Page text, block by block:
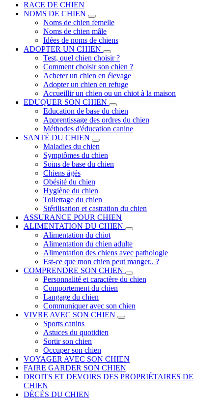
RACE DE CHIEN
NOMS DE CHIEN
Noms de chien femelle
Noms de chien mâle
Idées de noms de chiens
ADOPTER UN CHIEN
Test, quel chien choisir ?
Comment choisir son chien ?
Acheter un chien en élevage
Adopter un chien en refuge
Accueillir un chien ou un chiot à la maison
EDUQUER SON CHIEN
Education de base du chien
Apprentissage des ordres du chien
Méthodes d'éducation canine
SANTÉ DU CHIEN
Maladies du chien
Symptômes du chien
Soins de base du chien
Chiens âgés
Obésité du chien
Hygiène du chien
Toilettage du chien
Stérilisation et castration du chien
ASSURANCE POUR CHIEN
ALIMENTATION DU CHIEN
Alimentation du chiot
Alimentation du chien adulte
Alimentation des chiens avec pathologie
Est-ce que mon chien peut manger.. ?
COMPRENDRE SON CHIEN
Personnalité et caractère du chien
Comportement du chien
Langage du chien
Communiquer avec son chien
VIVRE AVEC SON CHIEN
Sports canins
Astuces du quotidien
Sortir son chien
Occuper son chien
VOYAGER AVEC SON CHIEN
FAIRE GARDER SON CHIEN
DROITS ET DEVOIRS DES PROPRIÉTAIRES DE
CHIEN
DÉCÈS DU CHIEN